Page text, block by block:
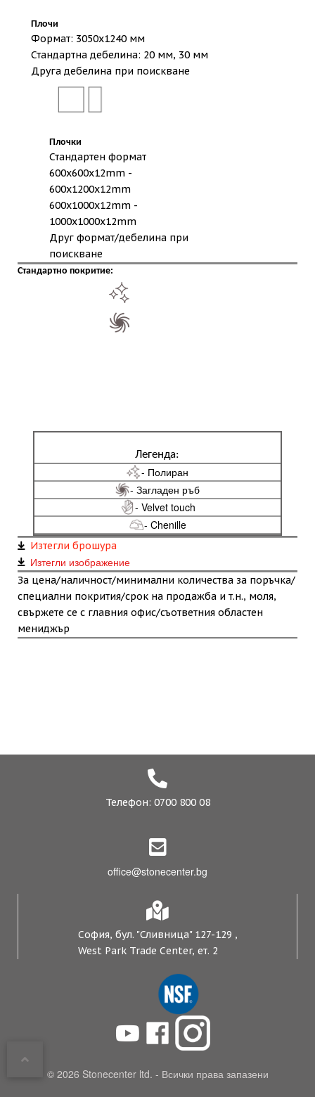
Плочи
Формат: 3050х1240 мм
Стандартна дебелина: 20 мм, 30 мм
Друга дебелина при поискване
Плочки
Стандартен формат
600x600x12mm -
600x1200x12mm
600x1000x12mm -
1000x1000x12mm
Друг формат/дебелина при
поискване
Стандартно покритие:
Легенда:
- Полиран
- Загладен ръб
- Velvet touch
- Chenille
Изтегли брошура
Изтегли изображение
За цена/наличност/минимални количества за поръчка/
специални покрития/срок на продажба и т.н., моля,
свържете се с главния офис/съответния областен
мениджър
Телефон: 0700 800 08
office@stonecenter.bg
София, бул. "Сливница" 127-129 ,
West Park Trade Center, ет. 2
© 2026 Stonecenter ltd. - Всички права запазени